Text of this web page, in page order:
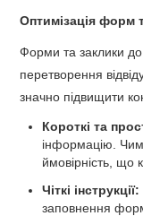
Оптимізація форм
Форми та заклики
перетворення
значно підвищити
Короткі та
інформацію.
ймовірність, що
Чіткі інструкції:
заповнення